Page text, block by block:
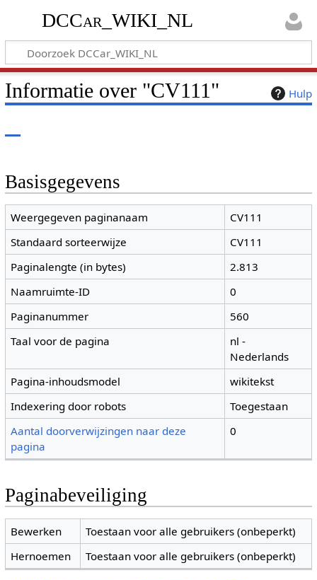
DCCar_WIKI_NL
Hulp
Informatie over "CV111"
Basisgegevens
Weergegeven paginanaam
CV111
Standaard sorteerwijze
CV111
Paginalengte (in bytes)
2.813
Naamruimte-ID
0
Paginanummer
560
Taal voor de pagina
nl -
Nederlands
Pagina-inhoudsmodel
wikitekst
Indexering door robots
Toegestaan
Aantal doorverwijzingen naar deze
pagina
0
Paginabeveiliging
Bewerken
Toestaan voor alle gebruikers (onbeperkt)
Hernoemen
Toestaan voor alle gebruikers (onbeperkt)